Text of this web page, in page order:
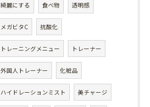
綺麗にする 食べ物 透明感
メガビタC 抗酸化
トレーニングメニュー トレーナー
外国人トレーナー 化粧品
ハイドレーションミスト 美チャージ